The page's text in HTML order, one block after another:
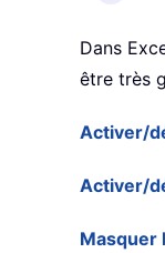
Dans
être très
Activer/
Activer/
Masquer